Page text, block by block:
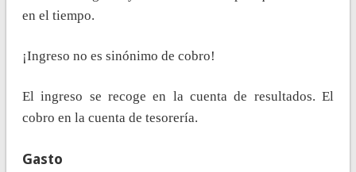
en el tiempo.
¡Ingreso no es sinónimo de cobro!
El ingreso se recoge en la cuenta de resultados. El
cobro en la cuenta de tesorería.
Gasto